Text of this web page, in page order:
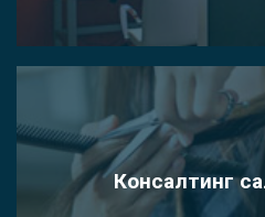
Консалтинг